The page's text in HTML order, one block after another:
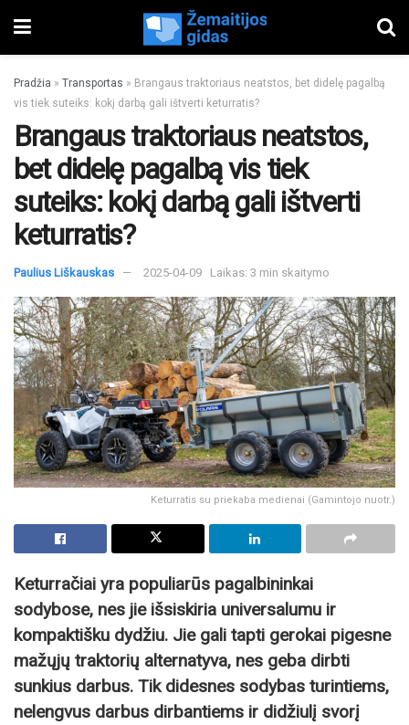
Pradžia » Transportas » Brangaus traktoriaus neatstos, bet didelę pagalbą
vis tiek suteiks: kokį darbą gali ištverti keturratis?
Brangaus traktoriaus neatstos,
bet didelę pagalbą vis tiek
suteiks: kokį darbą gali ištverti
keturratis?
Paulius Liškauskas 2025-04-09 Laikas: 3 min skaitymo
Keturratis su priekaba medienai (Gamintojo nuotr.)
Keturračiai yra populiarūs pagalbininkai
sodybose, nes jie išsiskiria universalumu ir
kompaktišku dydžiu. Jie gali tapti gerokai pigesne
mažųjų traktorių alternatyva, nes geba dirbti
sunkius darbus. Tik didesnes sodybas turintiems,
nelengvus darbus dirbantiems ir didžiulį svorį